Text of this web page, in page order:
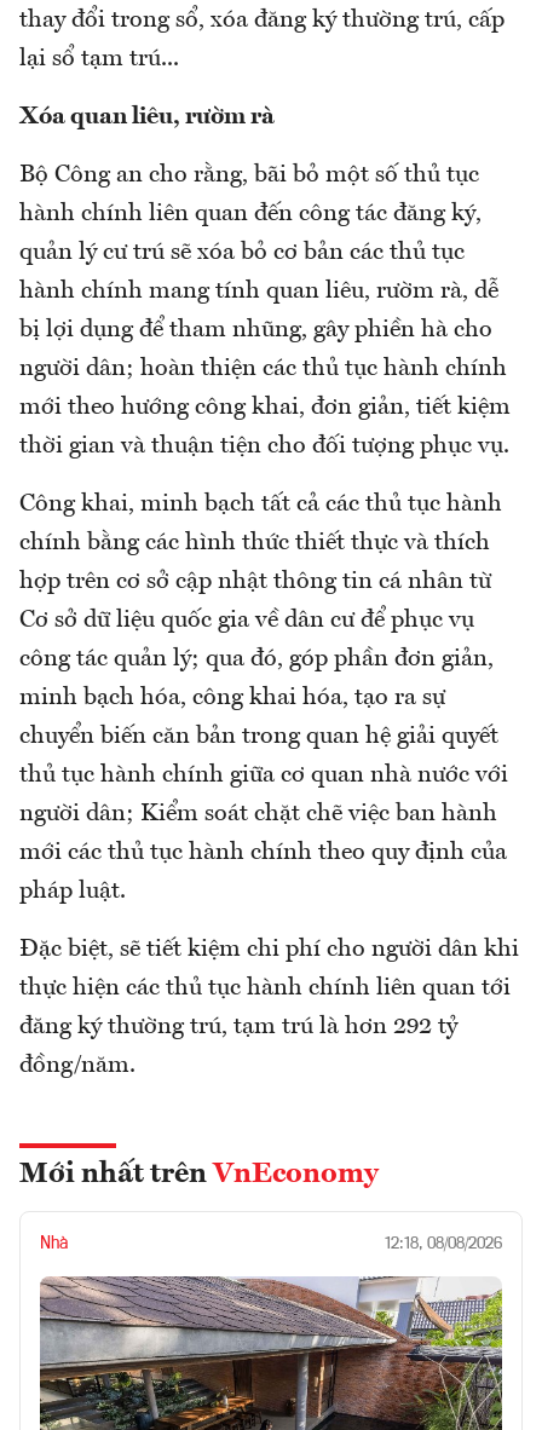
thay đổi trong sổ, xóa đăng ký thường trú, cấp
lại sổ tạm trú...
Xóa quan liêu, rườm rà
Bộ Công an cho rằng, bãi bỏ một số thủ tục
hành chính liên quan đến công tác đăng ký,
quản lý cư trú sẽ xóa bỏ cơ bản các thủ tục
hành chính mang tính quan liêu, rườm rà, dễ
bị lợi dụng để tham nhũng, gây phiền hà cho
người dân; hoàn thiện các thủ tục hành chính
mới theo hướng công khai, đơn giản, tiết kiệm
thời gian và thuận tiện cho đối tượng phục vụ.
Công khai, minh bạch tất cả các thủ tục hành
chính bằng các hình thức thiết thực và thích
hợp trên cơ sở cập nhật thông tin cá nhân từ
Cơ sở dữ liệu quốc gia về dân cư để phục vụ
công tác quản lý; qua đó, góp phần đơn giản,
minh bạch hóa, công khai hóa, tạo ra sự
chuyển biến căn bản trong quan hệ giải quyết
thủ tục hành chính giữa cơ quan nhà nước với
người dân; Kiểm soát chặt chẽ việc ban hành
mới các thủ tục hành chính theo quy định của
pháp luật.
Đặc biệt, sẽ tiết kiệm chi phí cho người dân khi
thực hiện các thủ tục hành chính liên quan tới
đăng ký thường trú, tạm trú là hơn 292 tỷ
đồng/năm.
Mới nhất trên VnEconomy
Nhà 12:18, 08/08/2026